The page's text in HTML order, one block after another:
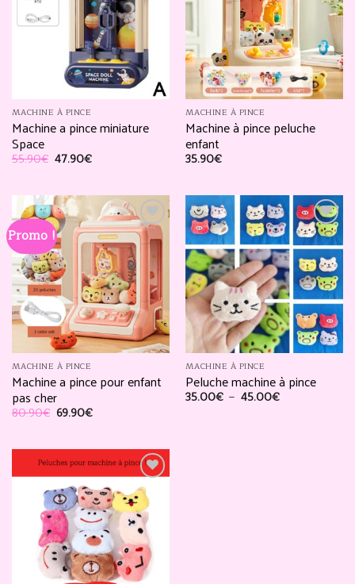
Ajouter
d’envies
MACHINE À PINCE
Machine a pince miniature
Space
55.90€ Le
prix
55.90€.
47.90€Le
prix
47.90€.
Ajouter
d’envies
MACHINE À PINCE
Machine à pince peluche
enfant
35.90€
Promo !
Ajouter
à la
liste
d’envies
MACHINE À PINCE
Machine a pince pour enfant
pas cher
80.90€ Le
prix
80.90€.
69.90€Le
prix
69.90€.
Ajouter
à la
liste
d’envies
MACHINE À PINCE
Peluche machine à pince
35.00€ – 45.00€Plage
de
Ajouter
à la
liste
d’envies